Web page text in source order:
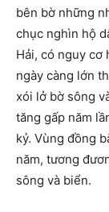
bên bờ những
chục nghìn hộ
Hải, có nguy cơ
ngày càng lớn
xói lở bờ sông
tăng gấp năm
kỷ. Vùng đồng
năm, tương
sông và biển.